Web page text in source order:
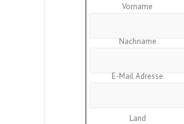
Vorname
Nachname
E-Mail Adresse
Land